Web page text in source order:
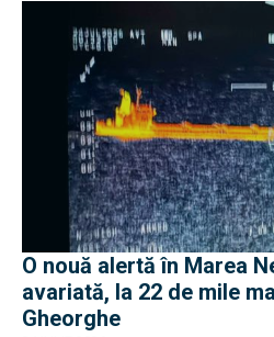
O nouă alertă în Marea
avariată, la 22 de mile
Gheorghe